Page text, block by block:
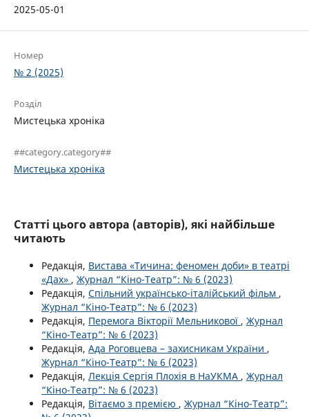
2025-05-01
Номер
№ 2 (2025)
Розділ
Мистецька хроніка
##category.category##
Мистецька хроніка
Статті цього автора (авторів), які найбільше
читають
Редакція, Вистава «Тичина: феномен доби» в театрі
«Дах» , Журнал “Кіно-Театр”: № 6 (2023)
Редакція, Спільний українсько-італійський фільм ,
Журнал “Кіно-Театр”: № 6 (2023)
Редакція, Перемога Вікторії Мельникової , Журнал
“Кіно-Театр”: № 6 (2023)
Редакція, Ада Роговцева – захисникам України ,
Журнал “Кіно-Театр”: № 6 (2023)
Редакція, Лекція Сергія Плохія в НаУКМА , Журнал
“Кіно-Театр”: № 6 (2023)
Редакція, Вітаємо з премією , Журнал “Кіно-Театр”: